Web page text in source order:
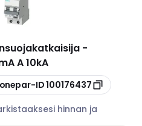
-
A 10kA
ID100176437
hinnan ja